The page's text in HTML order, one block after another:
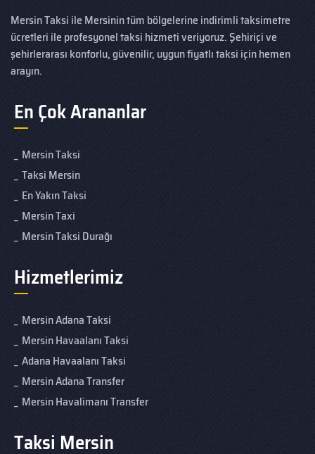
Mersin Taksi ile Mersinin tüm bölgelerine indirimli taksimetre
ücretleri ile profesyonel taksi hizmeti veriyoruz. Şehiriçi ve
şehirlerarası konforlu, güvenilir, uygun fiyatlı taksi için hemen
arayın.
En Çok Arananlar
Mersin Taksi
Taksi Mersin
En Yakın Taksi
Mersin Taxi
Mersin Taksi Durağı
Hizmetlerimiz
Mersin Adana Taksi
Mersin Havaalanı Taksi
Adana Havaalanı Taksi
Mersin Adana Transfer
Mersin Havalimanı Transfer
Taksi Mersin